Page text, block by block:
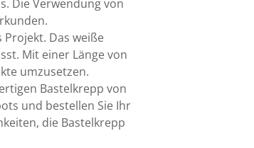
Die Verwendung von
Das weiße
Mit einer Länge von
umzusetzen.
Bastelkrepp von
und bestellen Sie Ihr
die Bastelkrepp